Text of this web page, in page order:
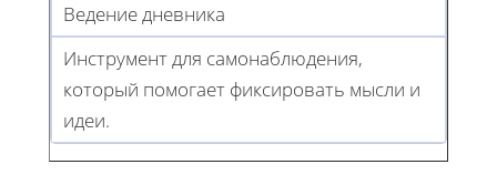
Ведение дневника
Инструмент для самонаблюдения,
который помогает фиксировать мысли и
идеи.